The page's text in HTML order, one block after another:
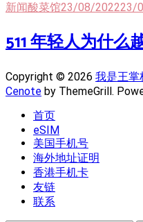
新闻酸菜馆23/08/202223/
511 年轻人为什么
Copyright © 2026 我是王掌
Cenote by ThemeGrill.
首页
eSIM
美国手机号
海外地址证明
香港手机卡
友链
联系